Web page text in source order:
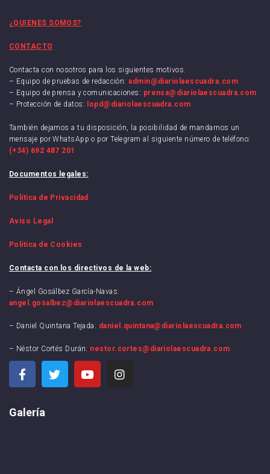
¿QUIENES SOMOS?
CONTACTO
Contacta con nosotros para los siguientes motivos.
– Equipo de pruebas de redacción:admin@diariolaescuadra.com
– Equipo de prensa y comunicaciones: prensa@diariolaescuadra.com
– Protección de datos:
lopd@diariolaescuadra.com
También dejamos a tu disposición, la posibilidad de mandarnos un
mensaje por WhatsApp o por Telegram al siguiente número de teléfono:
(+34) 692 487 201
Documentos legales:
Política de Privacidad
Aviso Legal
Política de Cookies
Contacta con los directivos de la web:
– Ángel Gosálbez García-Navas:
angel.gosalbez@diariolaescuadra.com
– Daniel Quintana Tejada: daniel.quintana@diariolaescuadra.com
– Néstor Cortés Durán: nestor.cortes@diariolaescuadra.com
Galería